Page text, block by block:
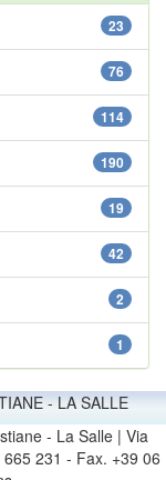
23
76
114
190
19
42
2
1
- LA SALLE
- La Salle | Via
231 - Fax. +39 06